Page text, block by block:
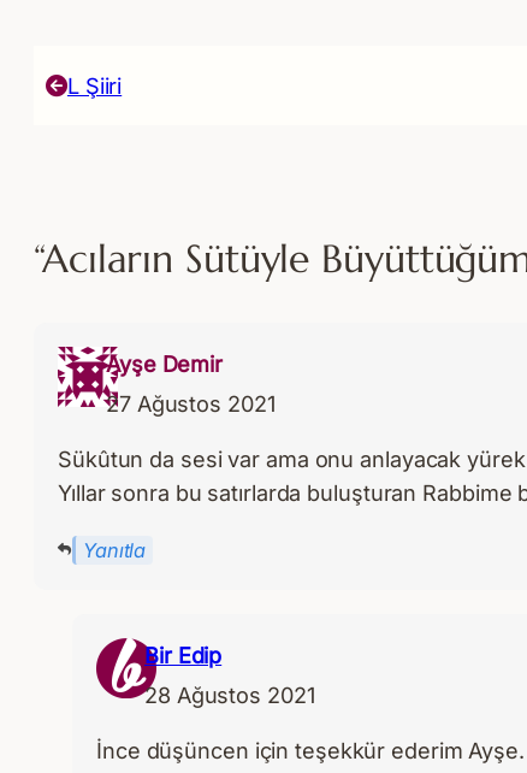
L Şiiri
“Acıların Sütüyle
Ayşe Demir
27 Ağustos 2021
Sükûtun da sesi var ama onu anlayacak
Yıllar sonra bu satırlarda buluşturan
Yanıtla
Bir Edip
28 Ağustos 2021
İnce düşüncen için teşekkür ederim Ayşe.